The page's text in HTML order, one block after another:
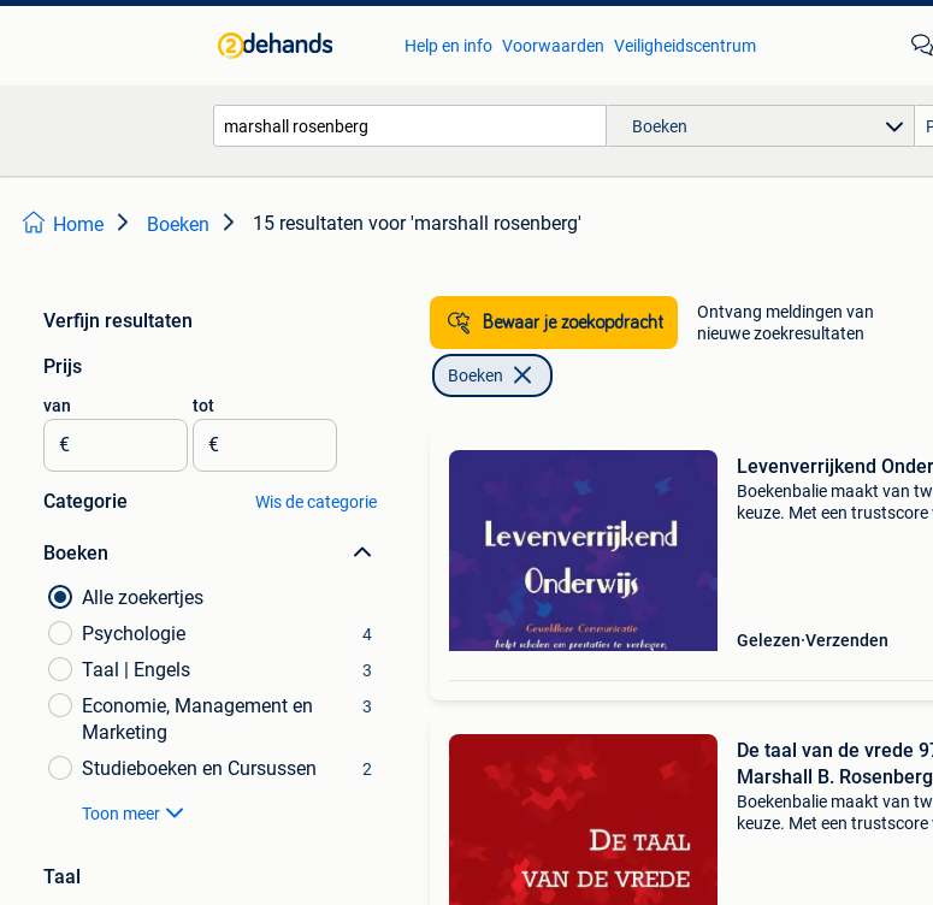
Help en info Voorwaarden Veiligheidscentrum
Boeken
Home Boeken 15 resultaten voor 'marshall rosenberg'
Verfijn resultaten
Prijs
van
€
tot
€
Categorie Wis de categorie
Boeken
Alle zoekertjes
Psychologie
4
Taal | Engels 3
Economie, Management en
Marketing
3
Studieboeken en Cursussen 2
Toon meer
Taal
Bewaar je zoekopdracht
Ontvang meldingen van
nieuwe zoekresultaten
Boeken
Levenverrijkend
Boekenbalie maakt van
keuze. Met een
Gelezen Verzenden
De taal van de vrede
Marshall B. Rosenberg
Boekenbalie maakt van
keuze. Met een